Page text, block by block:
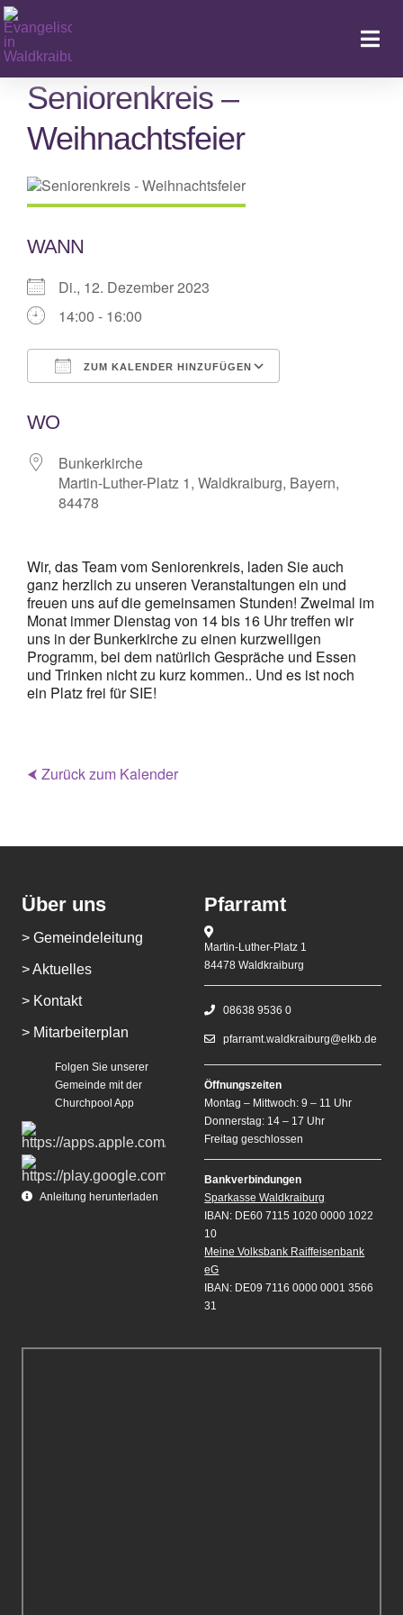
Zum
Inhalt
springen
Seniorenkreis –
Weihnachtsfeier
WANN
Di., 12. Dezember 2023
14:00 - 16:00
ZUM KALENDER HINZUFÜGEN
WO
Bunkerkirche
Martin-Luther-Platz 1, Waldkraiburg, Bayern,
84478
Wir, das Team vom Seniorenkreis, laden Sie auch
ganz herzlich zu unseren Veranstaltungen ein und
freuen uns auf die gemeinsamen Stunden! Zweimal im
Monat immer Dienstag von 14 bis 16 Uhr treffen wir
uns in der Bunkerkirche zu einen kurzweiligen
Programm, bei dem natürlich Gespräche und Essen
und Trinken nicht zu kurz kommen.. Und es ist noch
ein Platz frei für SIE!
⮜ Zurück zum Kalender
Über uns
> Gemeindeleitung
> Aktuelles
> Kontakt
> Mitarbeiterplan
Folgen Sie unserer
Gemeinde mit der
Churchpool App
Anleitung herunterladen
Pfarramt
Martin-Luther-Platz 1
84478 Waldkraiburg
08638 9536 0
pfarramt.waldkraiburg@elkb.de
Öffnungszeiten
Montag – Mittwoch: 9 – 11 Uhr
Donnerstag: 14 – 17 Uhr
Freitag geschlossen
Bankverbindungen
Sparkasse Waldkraiburg
IBAN: DE60 7115 1020 0000 1022
10
Meine Volksbank Raiffeisenbank
eG
IBAN: DE09 7116 0000 0001 3566
31